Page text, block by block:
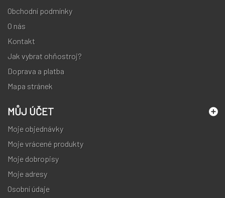
Obchodní podmínky
O nás
Kontakt
Jak vybrat ohňostroj?
Doprava a platba
Mapa stránek
MŮJ ÚČET
Moje objednávky
Moje vrácené produkty
Moje dobropisy
Moje adresy
Osobní údaje